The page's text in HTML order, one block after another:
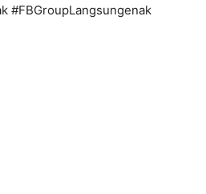
#FBGroupLangsungenak